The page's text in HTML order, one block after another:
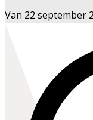
Van 22 september